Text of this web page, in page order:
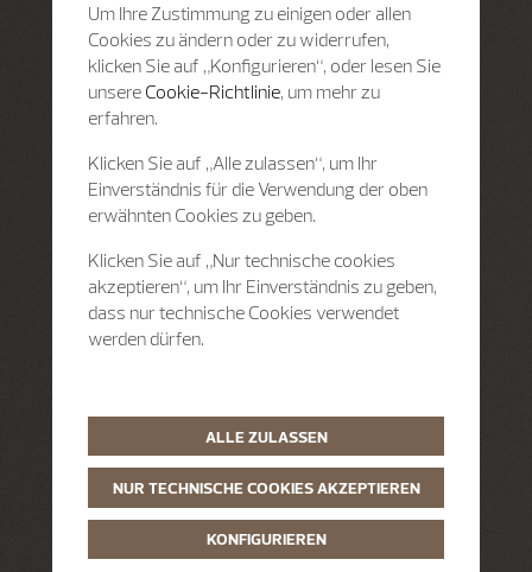
Um Ihre Zustimmung zu einigen oder allen
Cookies zu ändern oder zu widerrufen,
klicken Sie auf „Konfigurieren“, oder lesen Sie
unsere Cookie-Richtlinie, um mehr zu
erfahren.
Klicken Sie auf „Alle zulassen“, um Ihr
Einverständnis für die Verwendung der oben
erwähnten Cookies zu geben.
Klicken Sie auf „Nur technische cookies
akzeptieren“, um Ihr Einverständnis zu geben,
dass nur technische Cookies verwendet
werden dürfen.
ALLE ZULASSEN
NUR TECHNISCHE COOKIES AKZEPTIEREN
KONFIGURIEREN